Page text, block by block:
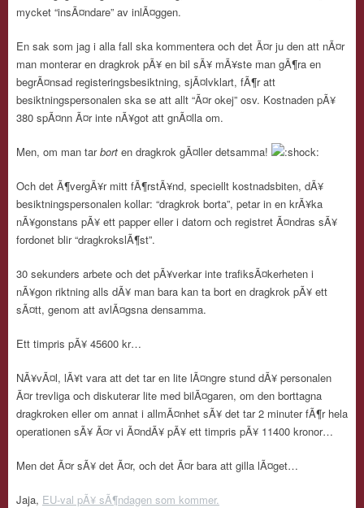
mycket “insÃ¤ndare” av inlÃ¤ggen.
En sak som jag i alla fall ska kommentera och det Ã¤r ju den att nÃ¤r
man monterar en dragkrok pÃ¥ en bil sÃ¥ mÃ¥ste man gÃ¶ra en
begrÃ¤nsad registeringsbesiktning, sjÃ¤lvklart, fÃ¶r att
besiktningspersonalen ska se att allt “Ã¤r okej” osv. Kostnaden pÃ¥
380 spÃ¤nn Ã¤r inte nÃ¥got att gnÃ¤lla om.
Men, om man tarbort en dragkrok gÃ¤ller detsamma!
Och det Ã¶vergÃ¥r mitt fÃ¶rstÃ¥nd, speciellt kostnadsbiten, dÃ¥
besiktningspersonalen kollar: “dragkrok borta”, petar in en krÃ¥ka
nÃ¥gonstans pÃ¥ ett papper eller i datorn och registret Ã¤ndras sÃ¥
fordonet blir “dragkrokslÃ¶st”.
30 sekunders arbete och det pÃ¥verkar inte trafiksÃ¤kerheten i
nÃ¥gon riktning alls dÃ¥ man bara kan ta bort en dragkrok pÃ¥ ett
sÃ¤tt, genom att avlÃ¤gsna densamma.
Ett timpris pÃ¥ 45600 kr…
NÃ¥vÃ¤l, lÃ¥t vara att det tar en lite lÃ¤ngre stund dÃ¥ personalen
Ã¤r trevliga och diskuterar lite med bilÃ¤garen, om den borttagna
dragkroken eller om annat i allmÃ¤nhet sÃ¥ det tar 2 minuter fÃ¶r hela
operationen sÃ¥ Ã¤r vi Ã¤ndÃ¥ pÃ¥ ett timpris pÃ¥ 11400 kronor…
Men det Ã¤r sÃ¥ det Ã¤r, och det Ã¤r bara att gilla lÃ¤get…
Jaja, EU-val pÃ¥ sÃ¶ndagen som kommer.